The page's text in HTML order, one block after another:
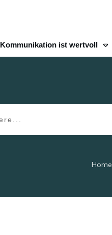
Kommunikation ist wertvoll
Home